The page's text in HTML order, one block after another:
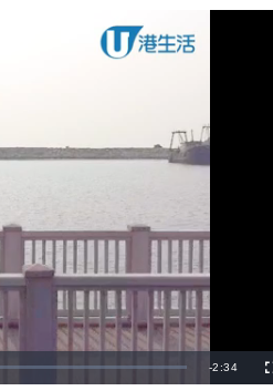
R
-2:34
u